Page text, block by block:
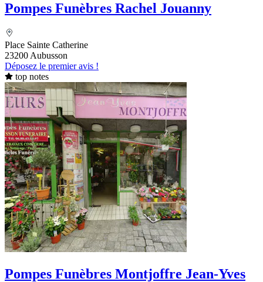
Pompes Funèbres Rachel Jouanny
Place Sainte Catherine
23200 Aubusson
Déposez le premier avis !
top notes
Pompes Funèbres Montjoffre Jean-Yves